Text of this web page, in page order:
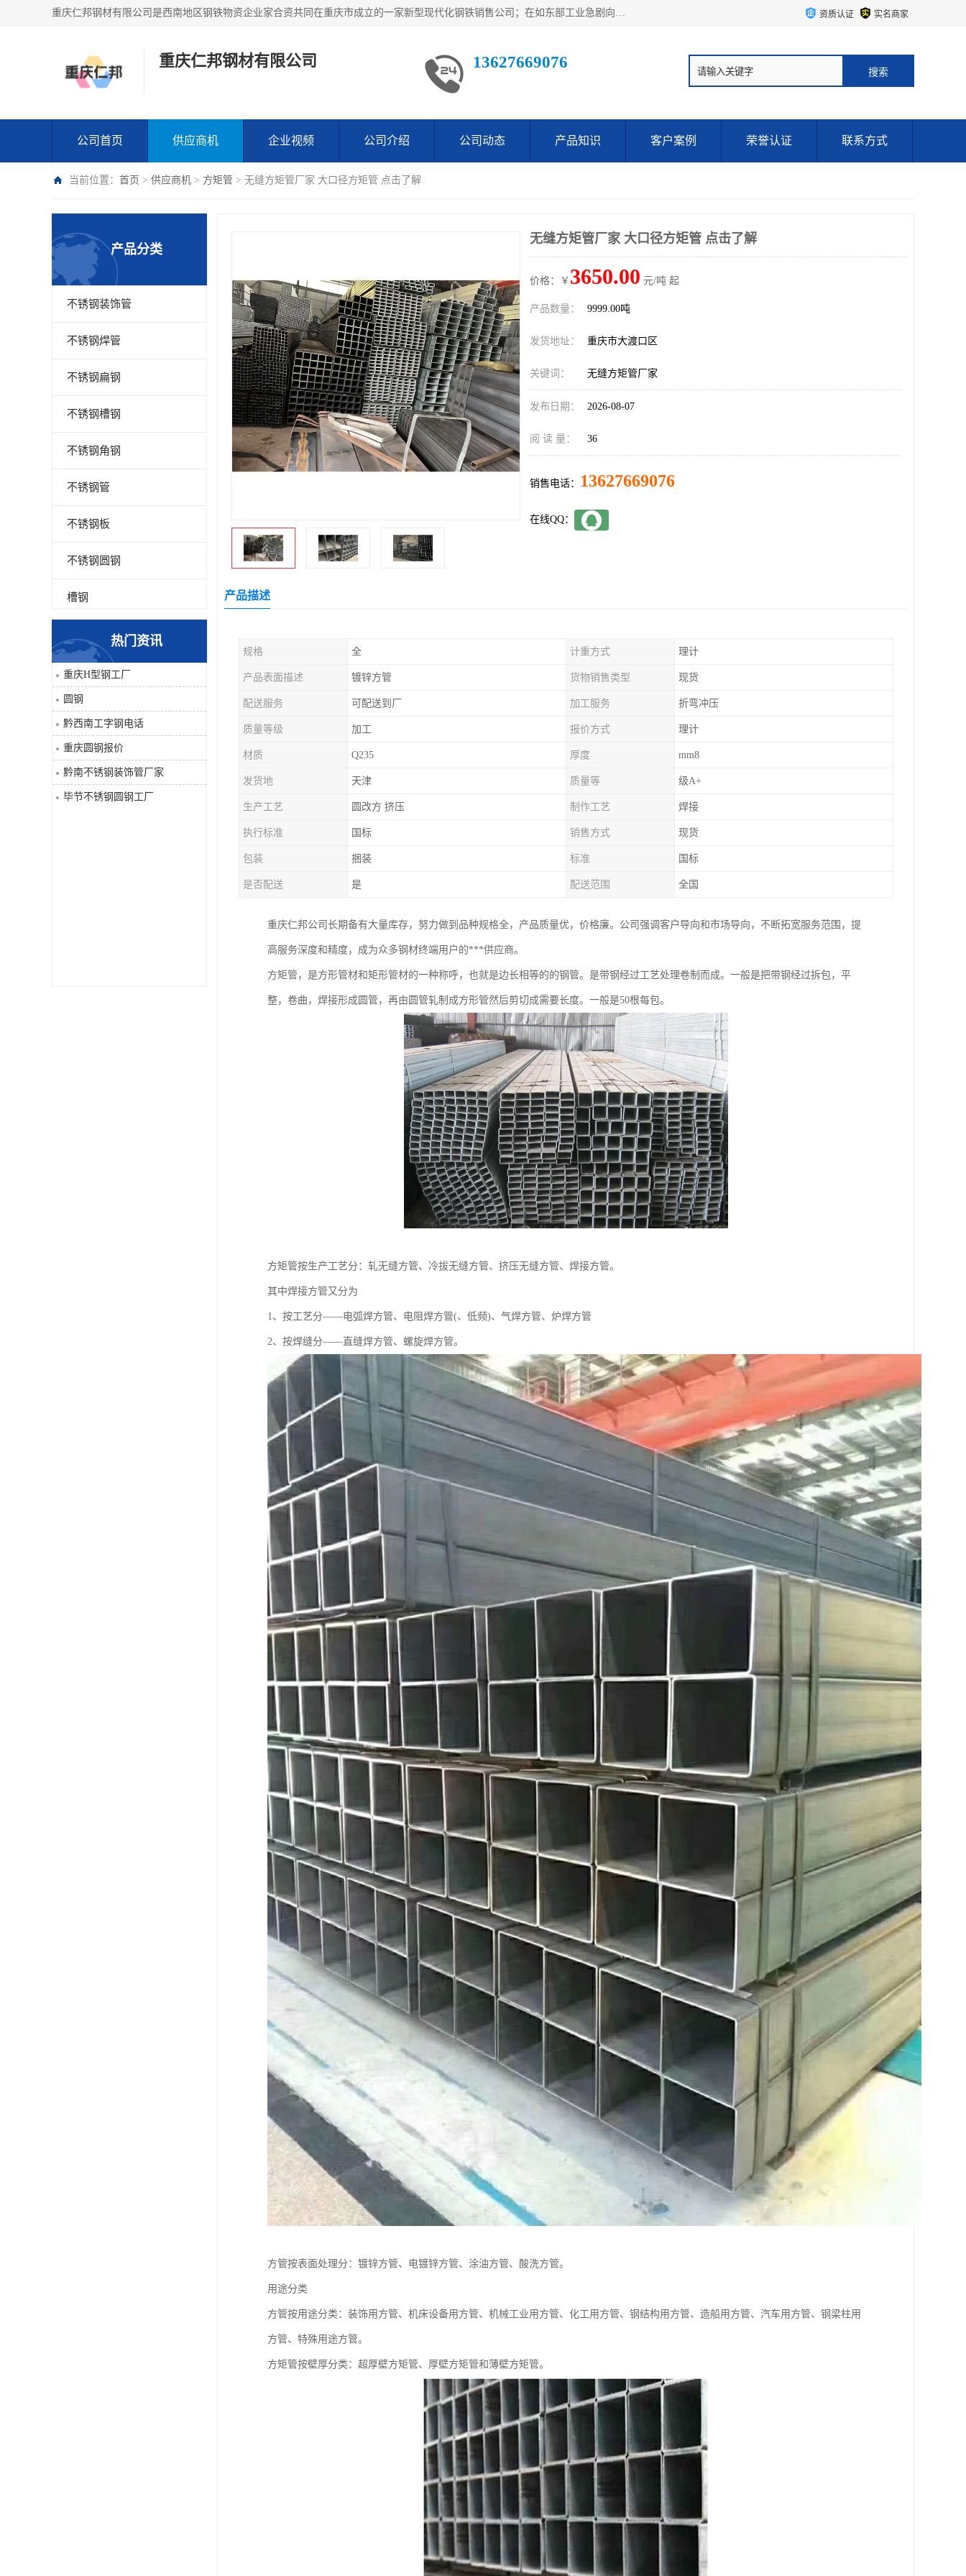
重庆仁邦钢材有限公司是西南地区钢铁物资企业家合资共同在重庆市成立的一家新型现代化钢铁销售公司；在如东部工业急剧向西部转移，西部大建工厂区及国家水利水电项目，我司力抓不断完善自我产品结构优化，让自己的钢铁产品广泛传播于这些大型再建项目 资质认证 实名商家
重庆仁邦钢材有限公司 13627669076
公司首页 供应商机 企业视频 公司介绍 公司动态 产品知识 客户案例 荣誉认证 联系方式
当前位置： 首页 > 供应商机 > 方矩管 > 无缝方矩管厂家 大口径方矩管 点击了解
产品分类
不锈钢装饰管
不锈钢焊管
不锈钢扁钢
不锈钢槽钢
不锈钢角钢
不锈钢管
不锈钢板
不锈钢圆钢
槽钢
角钢
焊管
工字钢
H型钢
热门资讯
重庆H型钢工厂
圆钢
黔西南工字钢电话
重庆圆钢报价
黔南不锈钢装饰管厂家
毕节不锈钢圆钢工厂
无缝方矩管厂家 大口径方矩管 点击了解
价格：￥ 3650.00 元/吨 起
产品数量： 9999.00吨
发货地址： 重庆市大渡口区
关键词： 无缝方矩管厂家
发布日期： 2026-08-07
阅 读 量： 36
销售电话： 13627669076
在线QQ：
产品描述
规格 全 计重方式 理计
产品表面描述 镀锌方管 货物销售类型 现货
配送服务 可配送到厂 加工服务 折弯冲压
质量等级 加工 报价方式 理计
材质 Q235 厚度 mm8
发货地 天津 质量等 级A+
生产工艺 圆改方 挤压 制作工艺 焊接
执行标准 国标 销售方式 现货
包装 捆装 标准 国标
是否配送 是 配送范围 全国
重庆仁邦公司长期备有大量库存，努力做到品种规格全，产品质量优，价格廉。公司强调客户导向和市场导向，不断拓宽服务范围，提
高服务深度和精度，成为众多钢材终端用户的***供应商。
方矩管，是方形管材和矩形管材的一种称呼，也就是边长相等的的钢管。是带钢经过工艺处理卷制而成。一般是把带钢经过拆包，平
整，卷曲，焊接形成圆管，再由圆管轧制成方形管然后剪切成需要长度。一般是50根每包。
方矩管按生产工艺分：轧无缝方管、冷拔无缝方管、挤压无缝方管、焊接方管。
其中焊接方管又分为
1、按工艺分——电弧焊方管、电阻焊方管(、低频)、气焊方管、炉焊方管
2、按焊缝分——直缝焊方管、螺旋焊方管。
方管按表面处理分：镀锌方管、电镀锌方管、涂油方管、酸洗方管。
用途分类
方管按用途分类：装饰用方管、机床设备用方管、机械工业用方管、化工用方管、钢结构用方管、造船用方管、汽车用方管、钢梁柱用
方管、特殊用途方管。
方矩管按壁厚分类：超厚壁方矩管、厚壁方矩管和薄壁方矩管。